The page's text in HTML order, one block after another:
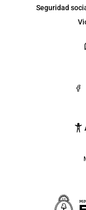
Seguridad